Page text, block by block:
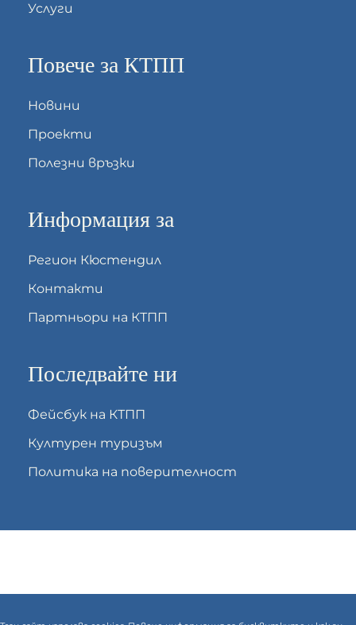
Услуги
Повече за КТПП
Новини
Проекти
Полезни връзки
Информация за
Регион Кюстендил
Контакти
Партньори на КТПП
Последвайте ни
Фейсбук на КТПП
Културен туризъм
Политика на поверителност